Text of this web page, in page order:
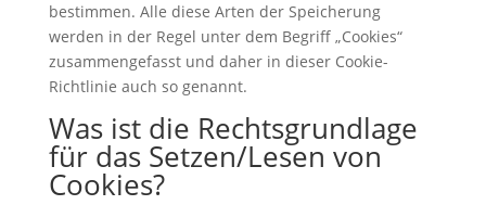
bestimmen. Alle diese Arten der Speicherung
werden in der Regel unter dem Begriff „Cookies“
zusammengefasst und daher in dieser Cookie-
Richtlinie auch so genannt.
Was ist die Rechtsgrundlage
für das Setzen/Lesen von
Cookies?